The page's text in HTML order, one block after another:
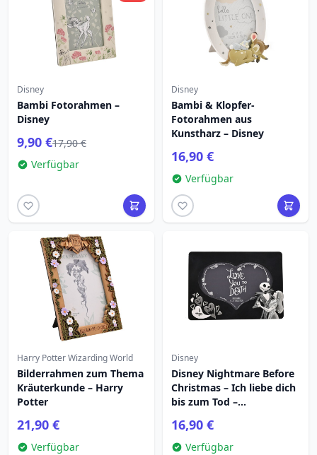
Disney
Bambi Fotorahmen –
Disney
9,90 €17,90 €
Verfügbar
Disney
Bambi & Klopfer-
Fotorahmen aus
Kunstharz – Disney
16,90 €
Verfügbar
Harry Potter Wizarding World
Bilderrahmen zum Thema
Kräuterkunde – Harry
Potter
21,90 €
Verfügbar
Disney
Disney Nightmare Before
Christmas – Ich liebe dich
bis zum Tod –
16,90 €
Verfügbar